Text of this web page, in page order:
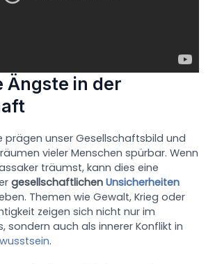
Ängste in der
prägen unser Gesellschaftsbild und
vieler Menschen spürbar. Wenn
träumst, kann dies eine
gesellschaftlichenUnsicherheiten
Themen wie Gewalt, Krieg oder
zeigen sich nicht nur im
sondern auch als innerer Konflikt in
.